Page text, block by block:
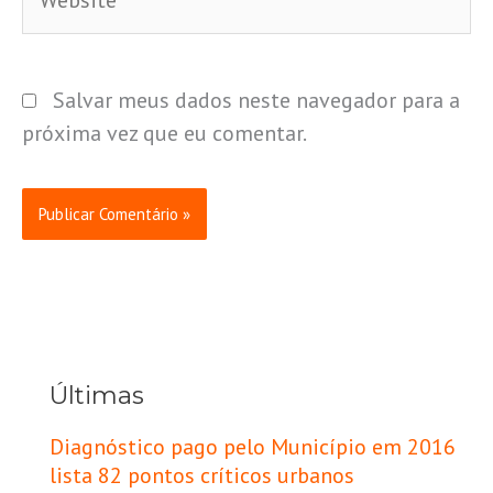
Salvar meus dados neste navegador para a
próxima vez que eu comentar.
Últimas
Diagnóstico pago pelo Município em 2016
lista 82 pontos críticos urbanos